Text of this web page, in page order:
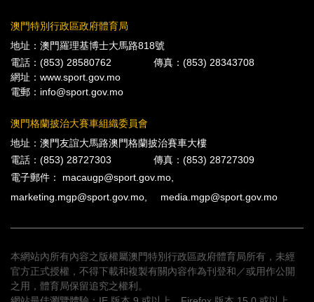
澳門特別行政區政府體育局
地址：澳門羅理基博士大馬路818號
電話：(853) 28580762
傳真：(853) 28343708
網址： www.sport.gov.mo
電郵： info@sport.gov.mo
澳門格蘭披治大賽車組織委員會
地址：澳門友誼大馬路澳門格蘭披治賽車大樓
電話：(853) 28727303
傳真：(853) 28727309
電子郵件： macaugp@sport.gov.mo
marketing.mgp@sport.gov.mo
media.mgp@sport.gov.mo
本網站內所有內容之版權屬澳門特別行政區政府體育局所有，未經
官方正式授權，不得下載和複製有關內容作為刊登和／或用作公開
之用，體育局保留追究之權利。